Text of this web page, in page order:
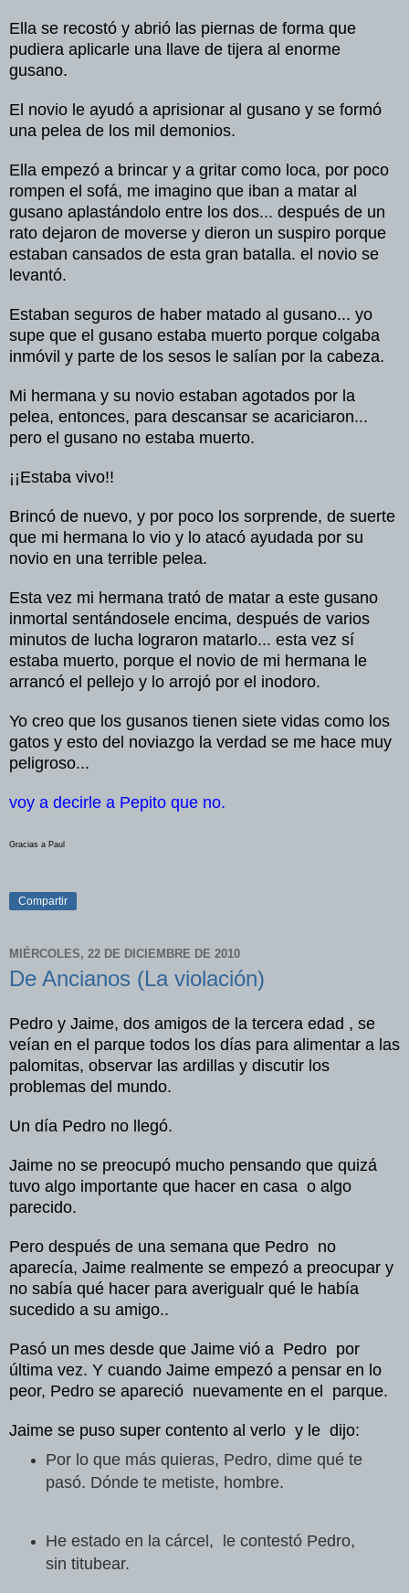
Ella se recostó y abrió las piernas de forma que
pudiera aplicarle una llave de tijera al enorme
gusano.
El novio le ayudó a aprisionar al gusano y se formó
una pelea de los mil demonios.
Ella empezó a brincar y a gritar como loca, por poco
rompen el sofá, me imagino que iban a matar al
gusano aplastándolo entre los dos... después de un
rato dejaron de moverse y dieron un suspiro porque
estaban cansados de esta gran batalla. el novio se
levantó.
Estaban seguros de haber matado al gusano... yo
supe que el gusano estaba muerto porque colgaba
inmóvil y parte de los sesos le salían por la cabeza.
Mi hermana y su novio estaban agotados por la
pelea, entonces, para descansar se acariciaron...
pero el gusano no estaba muerto.
¡¡Estaba vivo!!
Brincó de nuevo, y por poco los sorprende, de suerte
que mi hermana lo vio y lo atacó ayudada por su
novio en una terrible pelea.
Esta vez mi hermana trató de matar a este gusano
inmortal sentándosele encima, después de varios
minutos de lucha lograron matarlo... esta vez sí
estaba muerto, porque el novio de mi hermana le
arrancó el pellejo y lo arrojó por el inodoro.
Yo creo que los gusanos tienen siete vidas como los
gatos y esto del noviazgo la verdad se me hace muy
peligroso...
voy a decirle a Pepito que no.
Gracias a Paul
Compartir
MIÉRCOLES, 22 DE DICIEMBRE DE 2010
De Ancianos (La violación)
Pedro y Jaime, dos amigos de la tercera edad , se
veían en el parque todos los días para alimentar a las
palomitas, observar las ardillas y discutir los
problemas del mundo.
Un día Pedro no llegó.
Jaime no se preocupó mucho pensando que quizá
tuvo algo importante que hacer en casa o algo
parecido.
Pero después de una semana que Pedro no
aparecía, Jaime realmente se empezó a preocupar y
no sabía qué hacer para averigualr qué le había
sucedido a su amigo..
Pasó un mes desde que Jaime vió a Pedro por
última vez. Y cuando Jaime empezó a pensar en lo
peor, Pedro se apareció nuevamente en el parque.
Jaime se puso super contento al verlo y le dijo:
Por lo que más quieras, Pedro, dime qué te
pasó. Dónde te metiste, hombre.
He estado en la cárcel, le contestó Pedro,
sin titubear.